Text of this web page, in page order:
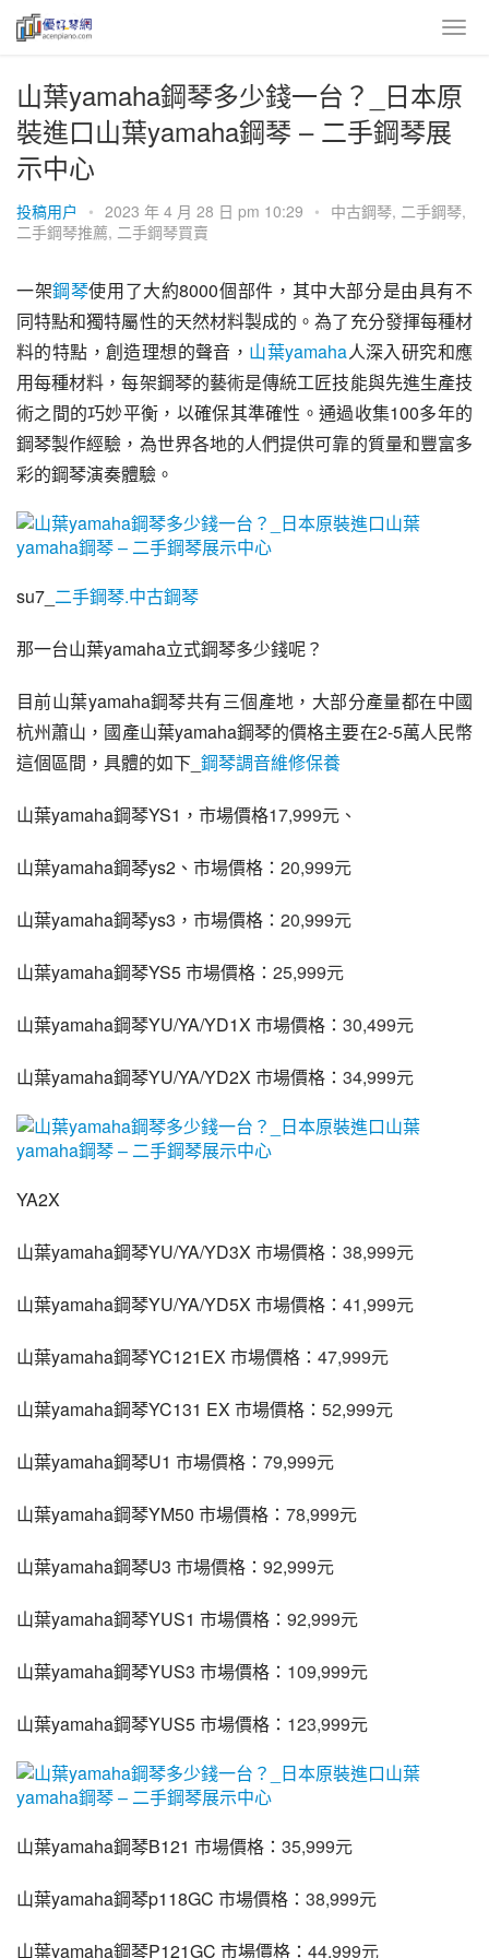
山葉yamaha鋼琴多少錢一台？_日本原
裝進口山葉yamaha鋼琴 – 二手鋼琴展
示中心
投稿用户 • 2023 年 4 月 28 日 pm 10:29 • 中古鋼琴, 二手鋼琴,
二手鋼琴推薦, 二手鋼琴買賣
一架鋼琴使用了大約8000個部件，其中大部分是由具有不
同特點和獨特屬性的天然材料製成的。為了充分發揮每種材
料的特點，創造理想的聲音， 山葉yamaha人深入研究和應
用每種材料，每架鋼琴的藝術是傳統工匠技能與先進生產技
術之間的巧妙平衡，以確保其準確性。通過收集100多年的
鋼琴製作經驗，為世界各地的人們提供可靠的質量和豐富多
彩的鋼琴演奏體驗。
su7_ 二手鋼琴.中古鋼琴
那一台山葉yamaha立式鋼琴多少錢呢？
目前山葉yamaha鋼琴共有三個產地，大部分產量都在中國
杭州蕭山，國產山葉yamaha鋼琴的價格主要在2-5萬人民幣
這個區間，具體的如下_ 鋼琴調音維修保養
山葉yamaha鋼琴YS1，市場價格17,999元、
山葉yamaha鋼琴ys2、市場價格： 20,999元
山葉yamaha鋼琴ys3，市場價格： 20,999元
山葉yamaha鋼琴YS5 市場價格： 25,999元
山葉yamaha鋼琴YU/YA/YD1X 市場價格： 30,499元
山葉yamaha鋼琴YU/YA/YD2X 市場價格： 34,999元
YA2X
山葉yamaha鋼琴YU/YA/YD3X 市場價格： 38,999元
山葉yamaha鋼琴YU/YA/YD5X 市場價格： 41,999元
山葉yamaha鋼琴YC121EX 市場價格： 47,999元
山葉yamaha鋼琴YC131 EX 市場價格： 52,999元
山葉yamaha鋼琴U1 市場價格： 79,999元
山葉yamaha鋼琴YM50 市場價格： 78,999元
山葉yamaha鋼琴U3 市場價格： 92,999元
山葉yamaha鋼琴YUS1 市場價格： 92,999元
山葉yamaha鋼琴YUS3 市場價格： 109,999元
山葉yamaha鋼琴YUS5 市場價格： 123,999元
山葉yamaha鋼琴B121 市場價格： 35,999元
山葉yamaha鋼琴p118GC 市場價格： 38,999元
山葉yamaha鋼琴P121GC 市場價格： 44,999元